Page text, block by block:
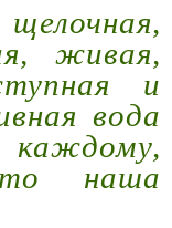
живая,
и
вода
наша